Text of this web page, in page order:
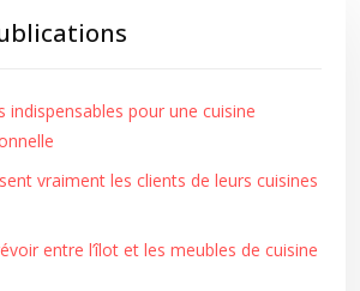
indispensables pour une cuisine
vraiment les clients de leurs cuisines
entre l’îlot et les meubles de cuisine